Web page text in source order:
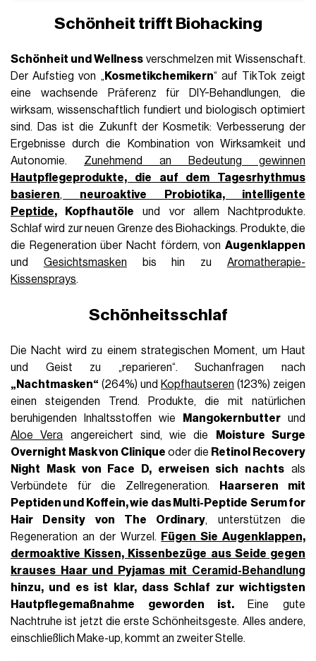
Schönheit trifft Biohacking
Schönheit und Wellness verschmelzen mit Wissenschaft.
Der Aufstieg von „ Kosmetikchemikern“ auf TikTok zeigt
eine wachsende Präferenz für DIY-Behandlungen, die
wirksam, wissenschaftlich fundiert und biologisch optimiert
sind. Das ist die Zukunft der Kosmetik: Verbesserung der
Ergebnisse durch die Kombination von Wirksamkeit und
Autonomie. Zunehmend an Bedeutung gewinnen
Hautpflegeprodukte, die auf dem Tagesrhythmus
basieren, neuroaktive Probiotika, intelligente
Peptide, Kopfhautöle und vor allem Nachtprodukte.
Schlaf wird zur neuen Grenze des Biohackings. Produkte, die
die Regeneration über Nacht fördern, von Augenklappen
und Gesichtsmasken bis hin zu Aromatherapie-
Kissensprays.
Schönheitsschlaf
Die Nacht wird zu einem strategischen Moment, um Haut
und Geist zu „reparieren“. Suchanfragen nach
„Nachtmasken“ (264%) und Kopfhautseren (123%) zeigen
einen steigenden Trend. Produkte, die mit natürlichen
beruhigenden Inhaltsstoffen wie
Mangokernbutterund
Aloe Vera angereichert sind, wie die
Moisture Surge
Overnight Mask von Clinique oder die Retinol Recovery
Night Mask von Face D, erweisen sich nachts als
Verbündete für die Zellregeneration.
Haarseren mit
Peptiden und Koffein, wie das Multi-Peptide Serum for
Hair Density von The Ordinary, unterstützen die
Regeneration an der Wurzel.
Fügen Sie Augenklappen,
dermoaktive Kissen, Kissenbezüge aus Seide gegen
krauses Haar und
Pyjamas mit Ceramid-Behandlung
hinzu, und es ist klar, dass Schlaf zur wichtigsten
Hautpflegemaßnahme geworden ist. Eine gute
Nachtruhe ist jetzt die erste Schönheitsgeste. Alles andere,
einschließlich Make-up, kommt an zweiter Stelle.